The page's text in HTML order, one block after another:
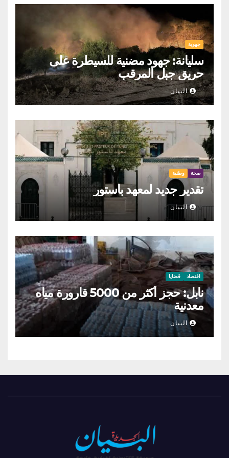
جهوية
سليانة: جهود مضنية للسيطرة على
حريق جبل المرقب
البيان
صحة وطنية
تقدير جديد لمعهد باستور
البيان
اقتصاد قضايا
نابل: حجز أكثر من 5000 قارورة مياه
معدنية
البيان